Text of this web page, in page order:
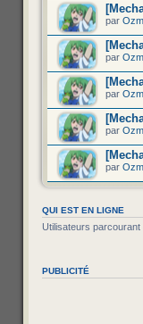
par
par
par
par
par
QUI EST EN LIGNE
Utilisateurs parcourant
PUBLICITÉ